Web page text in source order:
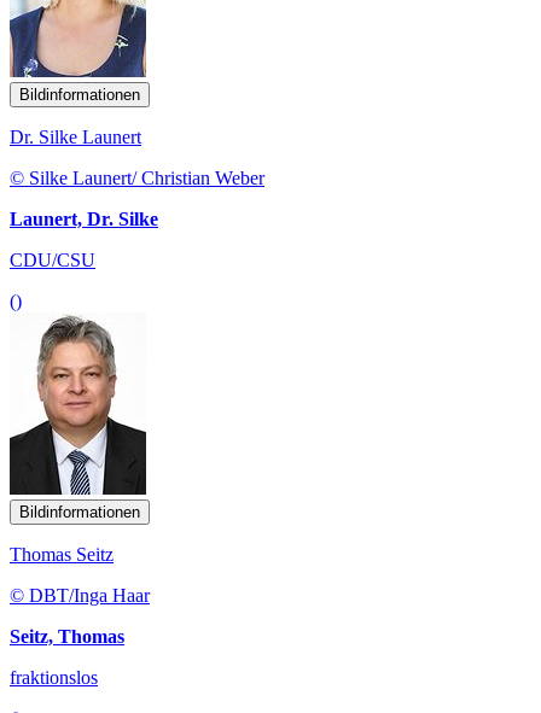
Bildinformationen
Dr. Silke Launert
© Silke Launert/ Christian Weber
Launert, Dr. Silke
CDU/CSU
()
Bildinformationen
Thomas Seitz
© DBT/Inga Haar
Seitz, Thomas
fraktionslos